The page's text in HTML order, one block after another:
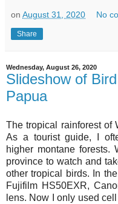
on August 31, 2020 No
Share
Wednesday, August 26, 2020
Slideshow of
Papua
The tropical rainforest of
As a tourist guide, I
higher montane
province to watch and
other tropical birds. In
Fujifilm HS50EXR,
lens. Now I only used